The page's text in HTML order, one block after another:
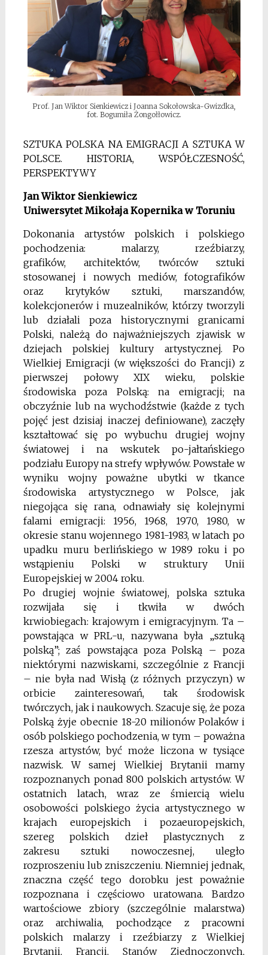
Prof. Jan Wiktor Sienkiewicz i Joanna Sokołowska-Gwizdka,
fot. Bogumiła Żongołłowicz.
SZTUKA POLSKA NA EMIGRACJI A SZTUKA W
POLSCE. HISTORIA, WSPÓŁCZESNOŚĆ,
PERSPEKTYWY
Jan Wiktor Sienkiewicz
Uniwersytet Mikołaja Kopernika w Toruniu
Dokonania artystów polskich i polskiego
pochodzenia: malarzy, rzeźbiarzy,
grafików, architektów, twórców sztuki
stosowanej i nowych mediów, fotografików
oraz krytyków sztuki, marszandów,
kolekcjonerów i muzealników, którzy tworzyli
lub działali poza historycznymi granicami
Polski, należą do najważniejszych zjawisk w
dziejach polskiej kultury artystycznej. Po
Wielkiej Emigracji (w większości do Francji) z
pierwszej połowy XIX wieku, polskie
środowiska poza Polską: na emigracji; na
obczyźnie lub na wychodźstwie (każde z tych
pojęć jest dzisiaj inaczej definiowane), zaczęły
kształtować się po wybuchu drugiej wojny
światowej i na wskutek po-jałtańskiego
podziału Europy na strefy wpływów. Powstałe w
wyniku wojny poważne ubytki w tkance
środowiska artystycznego w Polsce, jak
niegojąca się rana, odnawiały się kolejnymi
falami emigracji: 1956, 1968, 1970, 1980, w
okresie stanu wojennego 1981-1983, w latach po
upadku muru berlińskiego w 1989 roku i po
wstąpieniu Polski w struktury Unii
Europejskiej w 2004 roku.
Po drugiej wojnie światowej, polska sztuka
rozwijała się i tkwiła w dwóch
krwiobiegach: krajowym i emigracyjnym. Ta –
powstająca w PRL-u, nazywana była „sztuką
polską”; zaś powstająca poza Polską – poza
niektórymi nazwiskami, szczególnie z Francji
– nie była nad Wisłą (z różnych przyczyn) w
orbicie zainteresowań, tak środowisk
twórczych, jak i naukowych. Szacuje się, że poza
Polską żyje obecnie 18-20 milionów Polaków i
osób polskiego pochodzenia, w tym – poważna
rzesza artystów, być może liczona w tysiące
nazwisk. W samej Wielkiej Brytanii mamy
rozpoznanych ponad 800 polskich artystów. W
ostatnich latach, wraz ze śmiercią wielu
osobowości polskiego życia artystycznego w
krajach europejskich i pozaeuropejskich,
szereg polskich dzieł plastycznych z
zakresu sztuki nowoczesnej, uległo
rozproszeniu lub zniszczeniu. Niemniej jednak,
znaczna część tego dorobku jest poważnie
rozpoznana i częściowo uratowana. Bardzo
wartościowe zbiory (szczególnie malarstwa)
oraz archiwalia, pochodzące z pracowni
polskich malarzy i rzeźbiarzy z Wielkiej
Brytanii, Francji, Stanów Zjednoczonych,